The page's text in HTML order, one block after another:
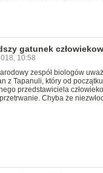
gatunek
10:58
zespół biologów
z Tapanuli, który od
przedstawiciela
Chyba że